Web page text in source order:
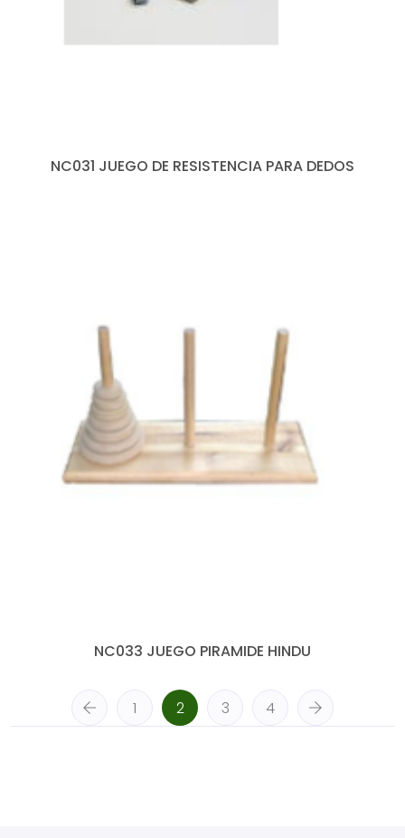
NC031 JUEGO DE RESISTENCIA PARA DEDOS
NC033 JUEGO PIRAMIDE HINDU
1 2 3 4